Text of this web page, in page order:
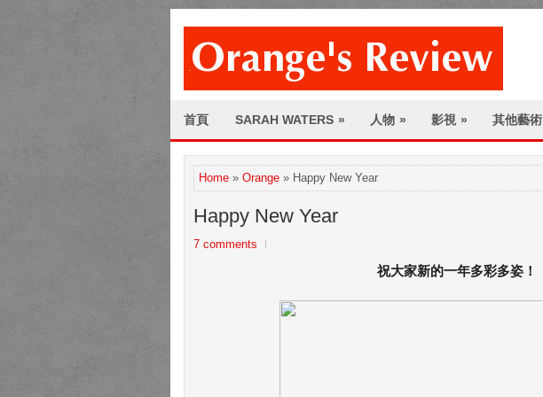
首頁 SARAH WATERS » 人物 » 影視 » 其他藝術
Home » Orange » Happy New Year
Happy New Year
7 comments
祝大家新的一年多彩多姿！